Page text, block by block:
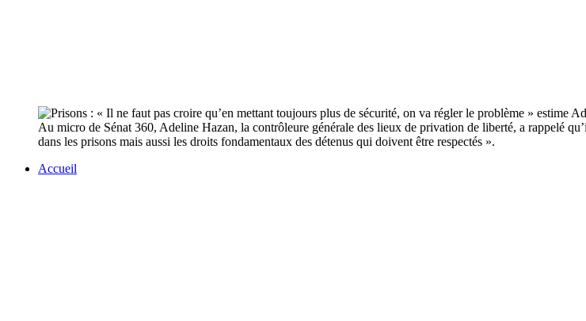
Au micro de Sénat 360, Adeline Hazan, la contrôleure générale des lieux de privation de liberté, a rappelé
dans les prisons mais aussi les droits fondamentaux des détenus qui doivent être respectés ».
Accueil